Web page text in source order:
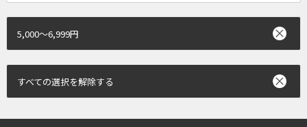
5,000～6,999円
すべての選択を解除する